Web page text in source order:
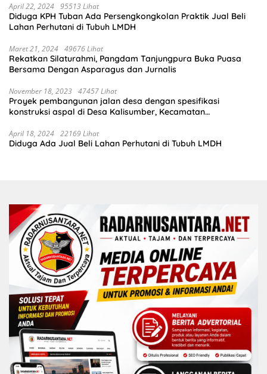
April 22, 2024 95513 Lihat
Diduga KPH Tuban Ada Persengkongkolan Praktik Jual Beli
Lahan Perhutani di Tubuh LMDH
Maret 21, 2024 49676 Lihat
Rekatkan Silaturahmi, Pangdam Tanjungpura Buka Puasa
Bersama Dengan Asparagus dan Jurnalis
November 18, 2023 47457 Lihat
Proyek pembangunan jalan desa dengan spesifikasi
konstruksi aspal di Desa Kalisumber, Kecamatan
sudah selesai di tahun 2023
April 18, 2024 22169 Lihat
Diduga Ada Jual Beli Lahan Perhutani di Tubuh LMDH